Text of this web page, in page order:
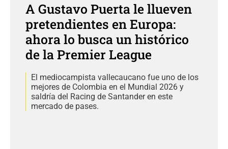
A Gustavo Puerta le llueven
pretendientes en Europa:
ahora lo busca un histórico
de la Premier League
El mediocampista vallecaucano fue uno de los
mejores de Colombia en el Mundial 2026 y
saldría del Racing de Santander en este
mercado de pases.